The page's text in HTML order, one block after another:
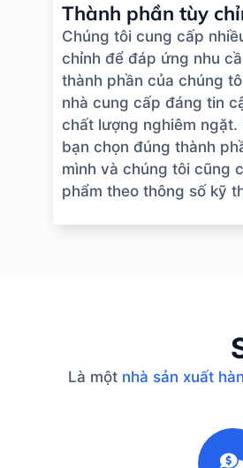
Thành phần tùy
Chúng tôi cung cấp
chỉnh để đáp ứng nhu
thành phần của chúng
nhà cung cấp đáng tin
chất lượng nghiêm
bạn chọn đúng thành
mình và chúng tôi cũng
phẩm theo thông số kỹ
Là một nhà sản xuất